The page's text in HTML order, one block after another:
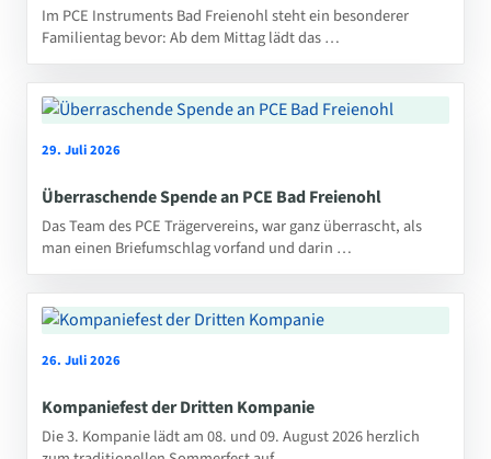
Im PCE Instruments Bad Freienohl steht ein besonderer
Familientag bevor: Ab dem Mittag lädt das …
29. Juli 2026
Überraschende Spende an PCE Bad Freienohl
Das Team des PCE Trägervereins, war ganz überrascht, als
man einen Briefumschlag vorfand und darin …
26. Juli 2026
Kompaniefest der Dritten Kompanie
Die 3. Kompanie lädt am 08. und 09. August 2026 herzlich